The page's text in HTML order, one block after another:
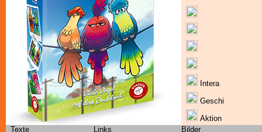
Intera
Geschi
Aktion
Texte
Links
Bilder